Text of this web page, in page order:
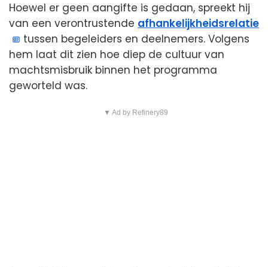
Hoewel er geen aangifte is gedaan, spreekt hij
van een verontrustende afhankelijkheidsrelatie
tussen begeleiders en deelnemers. Volgens
hem laat dit zien hoe diep de cultuur van
machtsmisbruik binnen het programma
geworteld was.
▼ Ad by Refinery89